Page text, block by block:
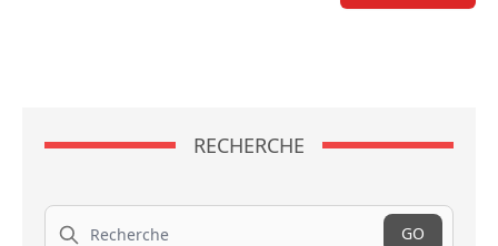
RECHERCHE
Recherche
GO